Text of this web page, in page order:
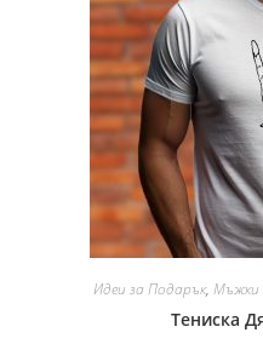
Идеи за Подарък, Мъжки
Тениска